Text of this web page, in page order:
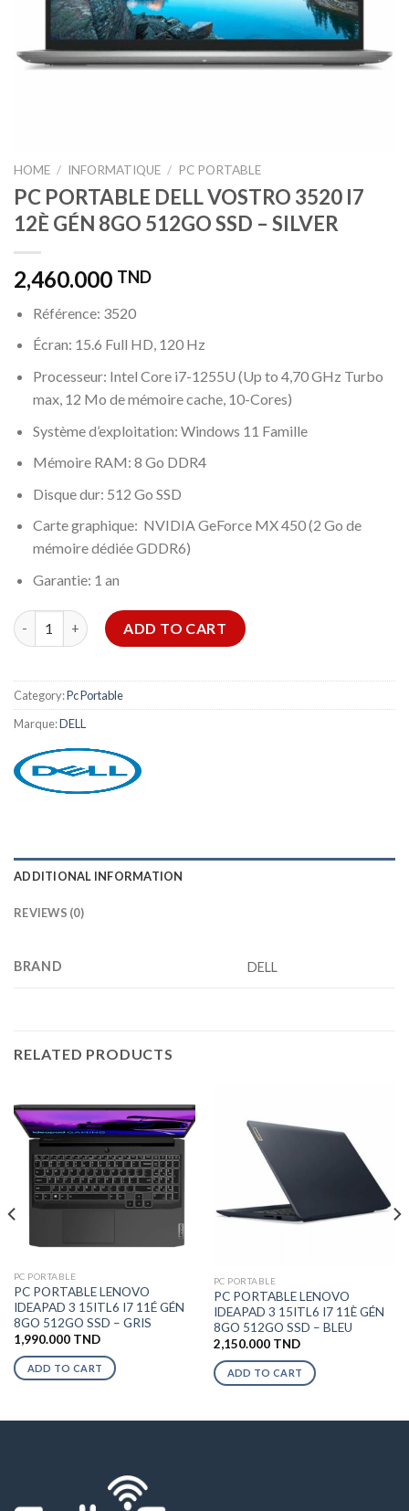
HOME / INFORMATIQUE / PC PORTABLE
PC PORTABLE DELL VOSTRO 3520 I7
12È GÉN 8GO 512GO SSD – SILVER
2,460.000 TND
Référence: 3520
Écran: 15.6 Full HD, 120 Hz
Processeur: Intel Core i7-1255U (Up to 4,70 GHz Turbo
max, 12 Mo de mémoire cache, 10-Cores)
Système d’exploitation: Windows 11 Famille
Mémoire RAM: 8 Go DDR4
Disque dur: 512 Go SSD
Carte graphique: NVIDIA GeForce MX 450 (2 Go de
mémoire dédiée GDDR6)
Garantie: 1 an
PC PORTABLE DELL VOSTRO 3520 I7 12È GÉN 8GO 512GO
ADD TO CART
Category:Pc Portable
Marque:DELL
ADDITIONAL INFORMATION
REVIEWS (0)
BRAND DELL
RELATED PRODUCTS
PC PORTABLE
PC PORTABLE LENOVO
IDEAPAD 3 15ITL6 I7 11É GÉN
8GO 512GO SSD – GRIS
1,990.000 TND
ADD TO CART
PC PORTABLE
PC PORTABLE LENOVO
IDEAPAD 3 15ITL6 I7 11È GÉN
8GO 512GO SSD – BLEU
2,150.000 TND
ADD TO CART